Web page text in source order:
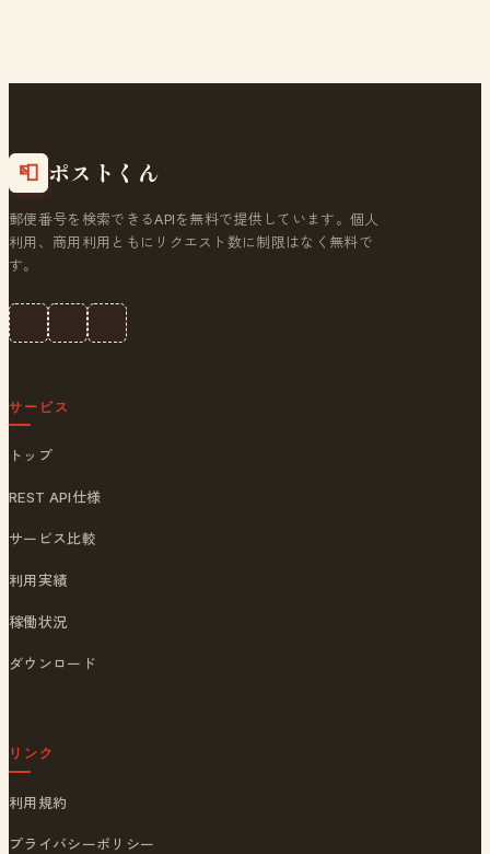
📮 ポストくん
郵便番号を検索できるAPIを無料で提供しています。個人
利用、商用利用ともにリクエスト数に制限はなく無料で
す。
サービス
トップ
REST API仕様
サービス比較
利用実績
稼働状況
ダウンロード
リンク
利用規約
プライバシーポリシー